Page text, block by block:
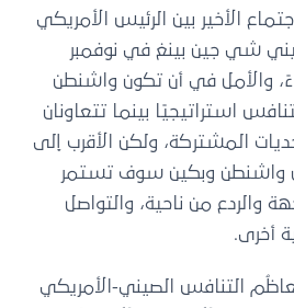
الأخير بين الرئيس الأمريكي
شي جين بينغ في نوفمبر
والأمل في أن تكون واشنطن
استراتيجيًا بينما تتعاونان
المشتركة، ولكن الأقرب إلى
بين واشنطن وبكين سوف تستمر
والردع من ناحية، والتواصل
أخرى.
التنافس الصيني-الأمريكي